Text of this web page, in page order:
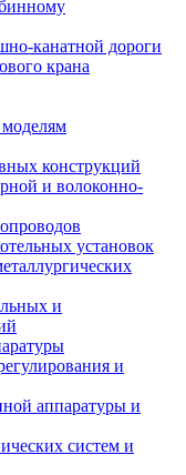
канатной дороги
крана
конструкций
и волоконно-
установок
и
и
аппаратуры и
систем и